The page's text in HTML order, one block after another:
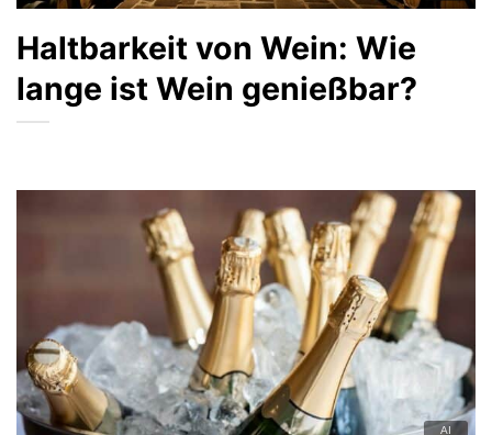
Haltbarkeit von Wein: Wie
lange ist Wein genießbar?